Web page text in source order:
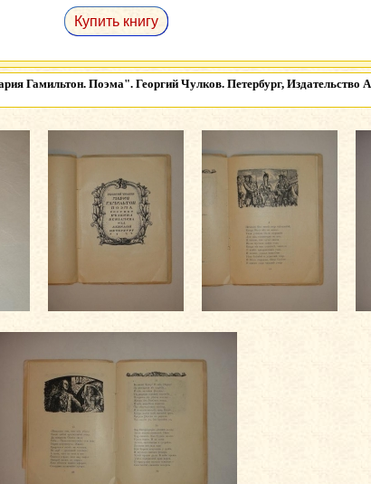
Купить книгу
Гамильтон. Поэма". Георгий Чулков. Петербург, Издательство